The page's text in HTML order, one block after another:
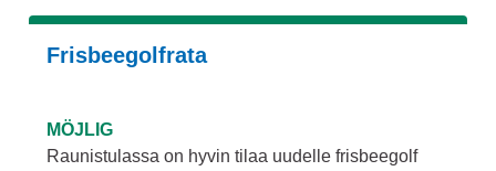
Frisbeegolfrata
MÖJLIG
Raunistulassa on hyvin tilaa uudelle frisbeegolf